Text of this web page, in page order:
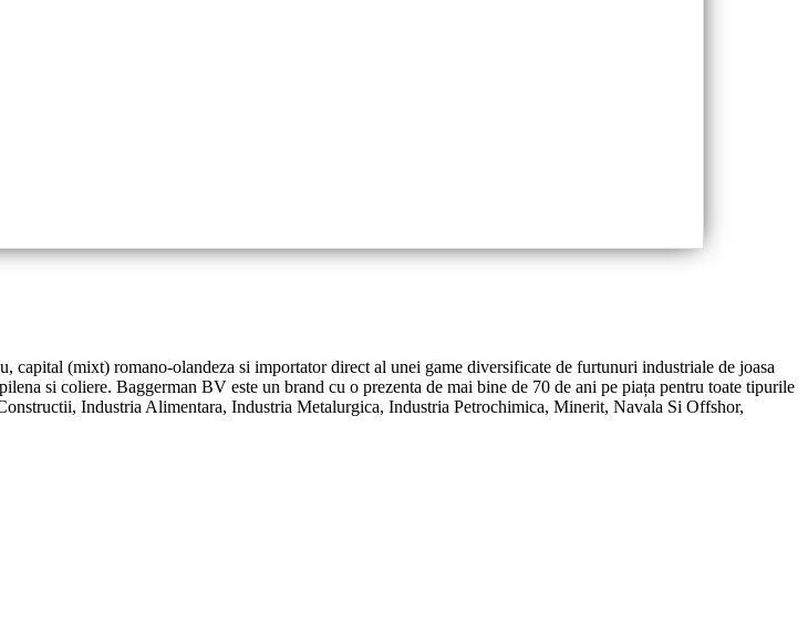
(mixt) romano-olandeza si importator direct al unei game diversificate de furtunuri industriale de joasa
si coliere. Baggerman BV este un brand cu o prezenta de mai bine de 70 de ani pe piața pentru toate tipurile
Industria Alimentara, Industria Metalurgica, Industria Petrochimica, Minerit, Navala Si Offshor,